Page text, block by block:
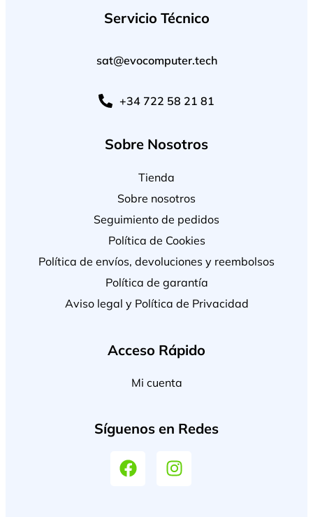
Servicio Técnico
sat@evocomputer.tech
+34 722 58 21 81
Sobre Nosotros
Tienda
Sobre nosotros
Seguimiento de pedidos
Política de Cookies
Política de envíos, devoluciones y reembolsos
Política de garantía
Aviso legal y Política de Privacidad
Acceso Rápido
Mi cuenta
Síguenos en Redes